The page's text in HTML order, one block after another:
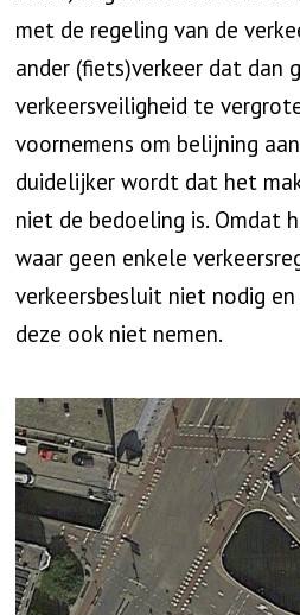
met de regeling van de
ander (fiets)verkeer dat dan
verkeersveiligheid te
voornemens om belijning
duidelijker wordt dat het
niet de bedoeling is. Omdat
waar geen enkele
verkeersbesluit niet nodig
deze ook niet nemen.